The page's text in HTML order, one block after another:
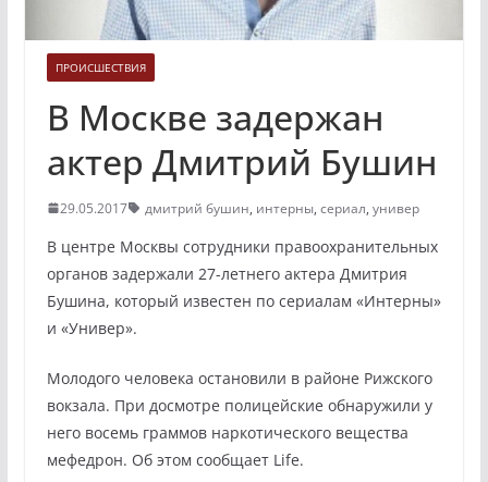
ПРОИСШЕСТВИЯ
В Москве задержан
актер Дмитрий Бушин
29.05.2017 дмитрий бушин, интерны, сериал, универ
В центре Москвы сотрудники правоохранительных
органов задержали 27-летнего актера Дмитрия
Бушина, который известен по сериалам «Интерны»
и «Универ».
Молодого человека остановили в районе Рижского
вокзала. При досмотре полицейские обнаружили у
него восемь граммов наркотического вещества
мефедрон. Об этом сообщает Life.